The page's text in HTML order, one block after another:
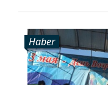
Haber